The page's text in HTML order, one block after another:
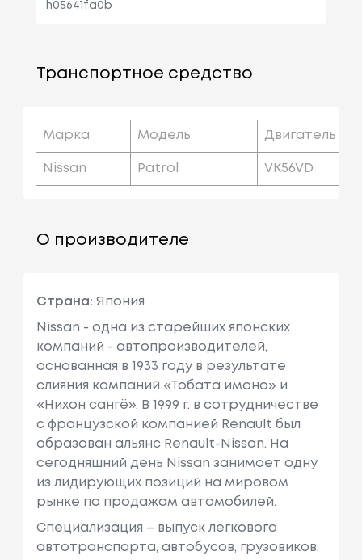
h05641fa0b
Транспортное средство
Марка Модель Двигатель
Nissan Patrol VK56VD
О производителе
Страна: Япония
Nissan - одна из старейших японских
компаний - автопроизводителей,
основанная в 1933 году в результате
слияния компаний «Тобата имоно» и
«Нихон сангё». В 1999 г. в сотрудничестве
с французcкой компанией Renault был
образован альянс Renault-Nissan. На
сегодняшний день Nissan занимает одну
из лидирующих позиций на мировом
рынке по продажам автомобилей.
Специализация – выпуск легкового
автотранспорта, автобусов, грузовиков.